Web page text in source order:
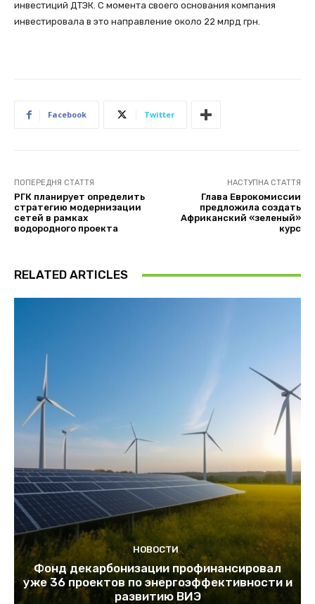
инвестиций ДТЭК. С момента своего основания компания
инвестировала в это направление около 22 млрд грн.
Facebook Twitter
ПОПЕРЕДНЯ СТАТТЯ
РГК планирует определить
стратегию модернизации
сетей в рамках
водородного проекта
НАСТУПНА СТАТТЯ
Глава Еврокомиссии
предложила создать
Африканский «зеленый»
курс
RELATED ARTICLES
НОВОСТИ
Фонд декарбонизации профинансировал
уже 36 проектов по энергоэффективности и
развитию ВИЭ